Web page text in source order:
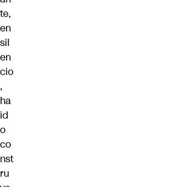
te,
en
sil
en
cio
,
ha
id
o
co
nst
ru